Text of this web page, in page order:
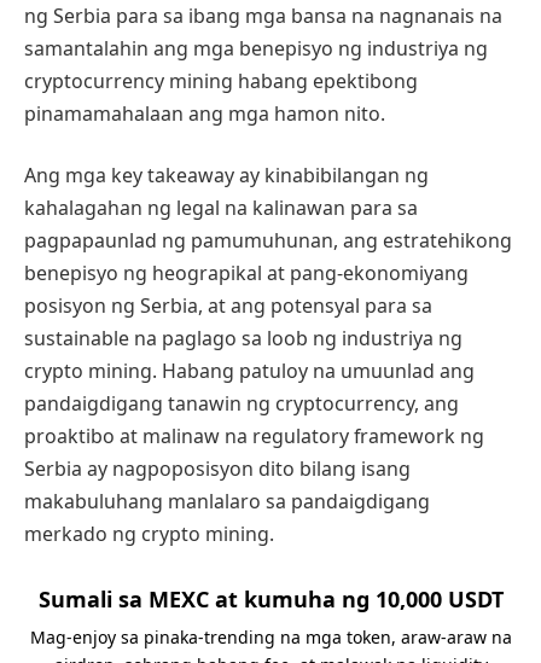
ng Serbia para sa ibang mga bansa na nagnanais na
samantalahin ang mga benepisyo ng industriya ng
cryptocurrency mining habang epektibong
pinamamahalaan ang mga hamon nito.
Ang mga key takeaway ay kinabibilangan ng
kahalagahan ng legal na kalinawan para sa
pagpapaunlad ng pamumuhunan, ang estratehikong
benepisyo ng heograpikal at pang-ekonomiyang
posisyon ng Serbia, at ang potensyal para sa
sustainable na paglago sa loob ng industriya ng
crypto mining. Habang patuloy na umuunlad ang
pandaigdigang tanawin ng cryptocurrency, ang
proaktibo at malinaw na regulatory framework ng
Serbia ay nagpoposisyon dito bilang isang
makabuluhang manlalaro sa pandaigdigang
merkado ng crypto mining.
Sumali sa MEXC at kumuha ng 10,000 USDT
Mag-enjoy sa pinaka-trending na mga token, araw-araw na